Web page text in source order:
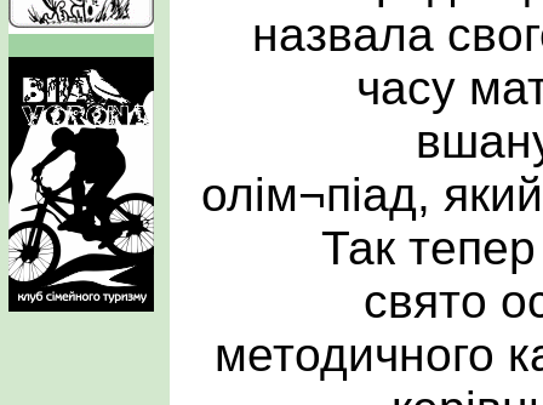
назвала
часу
олім¬піад,
Так
свято
методичного